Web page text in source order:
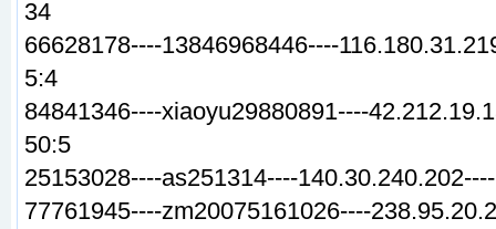
34
66628178----13846968446----
5:4
84841346----xiaoyu29880891----
50:5
25153028----as251314----
77761945----zm20075161026----